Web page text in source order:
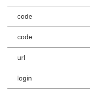
code
code
url
login